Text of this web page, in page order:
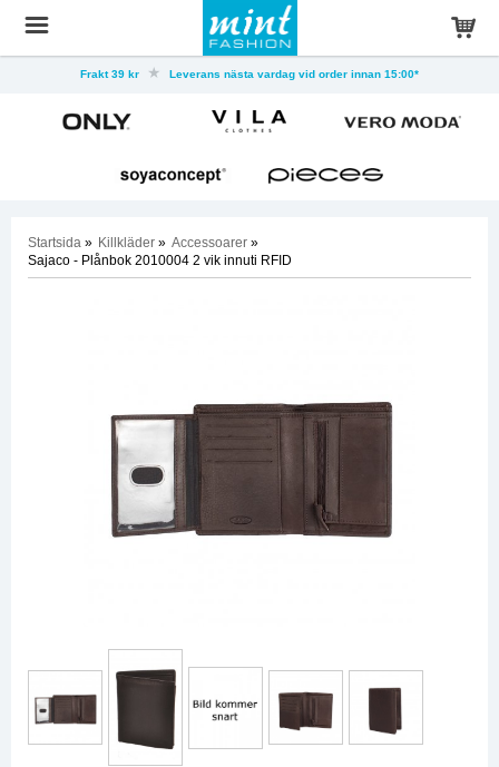
Frakt 39 kr Leverans nästa vardag vid order innan 15:00*
Startsida » Killkläder » Accessoarer »
Sajaco - Plånbok 2010004 2 vik innuti RFID